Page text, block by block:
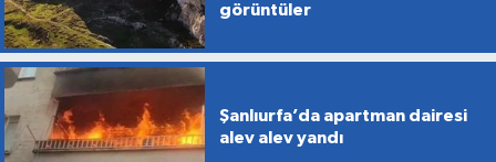
görüntüler
Şanlıurfa’da apartman dairesi
alev alev yandı